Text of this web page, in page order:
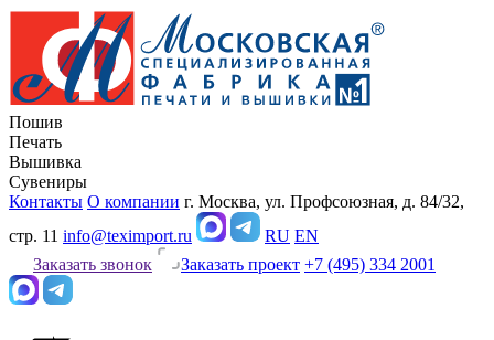
Пошив
Печать
Вышивка
Сувениры
Контакты О компании г. Москва, ул. Профсоюзная, д. 84/32,
стр. 11 info@teximport.ru RU EN
Заказать звонок
Заказать проект +7 (495) 334 2001